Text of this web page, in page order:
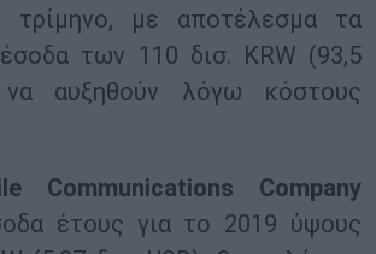
τρίμηνο, με αποτέλεσμα τα
έσοδα των 110 δισ. KRW (93,5
αυξηθούν λόγω κόστους
Communications Company
έτους για το 2019 ύψους